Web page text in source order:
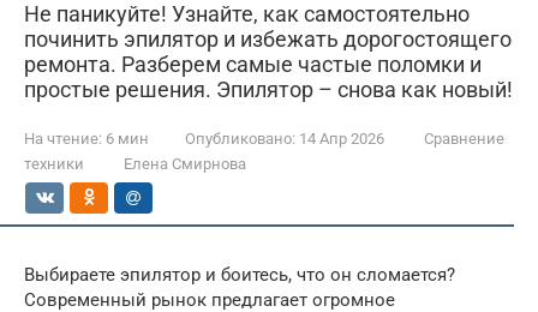
Не паникуйте! Узнайте, как самостоятельно
починить эпилятор и избежать дорогостоящего
ремонта. Разберем самые частые поломки и
простые решения. Эпилятор – снова как новый!
На чтение: 6 мин Опубликовано: 14 Апр 2026
Сравнение
техники
Елена Смирнова
Выбираете эпилятор и боитесь, что он сломается?
Современный рынок предлагает огромное